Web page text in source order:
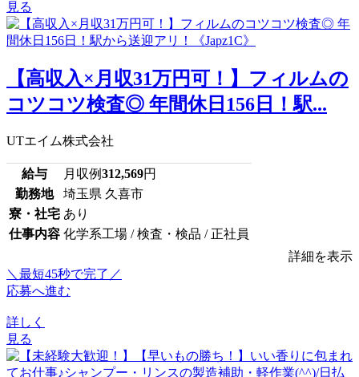
見る
【高収入×月収31万円可！】フィルムの
コツコツ検査◎ 年間休日156日！駅...
UTエイム株式会社
給与 月収例312,569円
勤務地
埼玉県 久喜市
寮・社宅 あり
仕事内容 化学系工場 / 検査・検品 / 正社員
詳細を表示
＼最短45秒で完了／
応募へ進む
詳しく
見る